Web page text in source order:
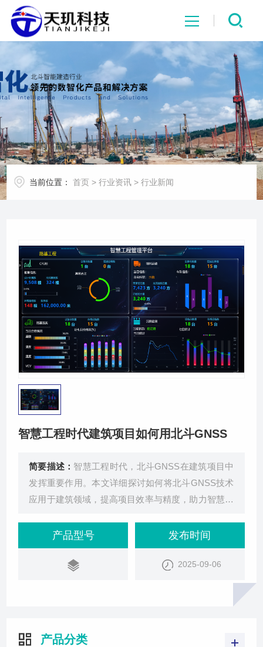
网站首页
系统中心
解决方案
项目案例
关于我们
当前位置： 首页 >行业资讯 >行业新闻
智慧工程时代建筑项目如何用北斗GNSS
简要描述： 智慧工程时代，北斗GNSS在建筑项目中
发挥重要作用。本文详细探讨如何将北斗GNSS技术
应用于建筑领域，提高项目效率与精度，助力智慧城
产品型号 发布时间
2025-09-06
产品分类